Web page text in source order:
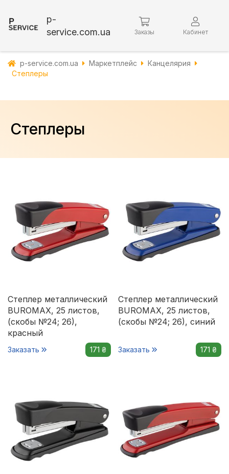
p-
service.com.ua
Заказы Кабинет
p-service.com.ua Маркетплейс
Канцелярия
Степлеры
Степлеры
Степлер металлический
BUROMAX, 25 листов,
(скобы №24; 26),
красный
Заказать 171 ₴
Степлер металлический
BUROMAX, 25 листов,
(скобы №24; 26), синий
Заказать 171 ₴